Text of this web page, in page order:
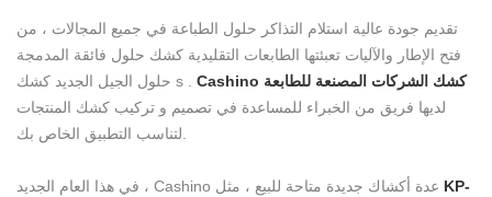
تقديم جودة عالية استلام التذاكر حلول الطباعة في جميع المجالات ، من
فتح الإطار والآليات تعبئتها الطابعات التقليدية كشك حلول فائقة المدمجة
حلول الجيل الجديد كشك s
Cashino كشك الشركات المصنعة للطابعة
لديها فريق من الخبراء للمساعدة في تصميم و تركيب كشك المنتجات
في هذا العام الجديد ، Cashino عدة أكشاك جديدة متاحة للبيع ، مثل KP-